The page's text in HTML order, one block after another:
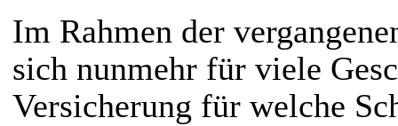
Im Rahmen der
sich nunmehr für viele
Versicherung für welche